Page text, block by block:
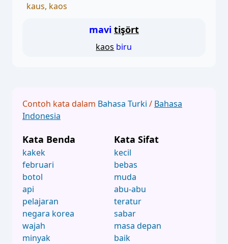
kaus, kaos
mavi tişört
kaos biru
Contoh kata dalam Bahasa Turki / Bahasa
Indonesia
Kata Benda
kakek
februari
botol
api
pelajaran
negara korea
wajah
minyak
Kata Sifat
kecil
bebas
muda
abu-abu
teratur
sabar
masa depan
baik